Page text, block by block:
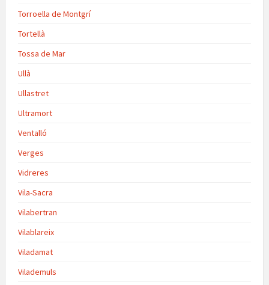
Torroella de Montgrí
Tortellà
Tossa de Mar
Ullà
Ullastret
Ultramort
Ventalló
Verges
Vidreres
Vila-Sacra
Vilabertran
Vilablareix
Viladamat
Vilademuls